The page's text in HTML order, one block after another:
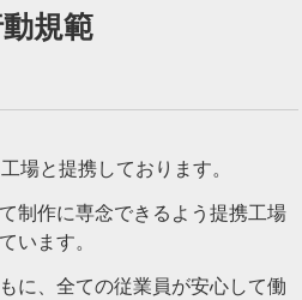
規範
場と提携しております。
制作に専念できるよう提携工場
います。
に、全ての従業員が安心して働